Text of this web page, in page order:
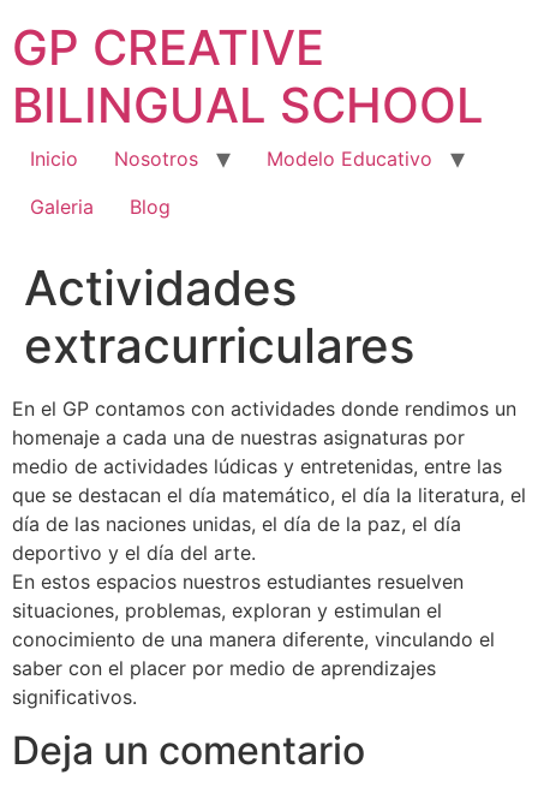
contenido
GP CREATIVE
BILINGUAL SCHOOL
Inicio Nosotros
Modelo Educativo
Galeria
Blog
Actividades
extracurriculares
En el GP contamos con actividades donde rendimos un
homenaje a cada una de nuestras asignaturas por
medio de actividades lúdicas y entretenidas, entre las
que se destacan el día matemático, el día la literatura, el
día de las naciones unidas, el día de la paz, el día
deportivo y el día del arte.
En estos espacios nuestros estudiantes resuelven
situaciones, problemas, exploran y estimulan el
conocimiento de una manera diferente, vinculando el
saber con el placer por medio de aprendizajes
significativos.
Deja un comentario